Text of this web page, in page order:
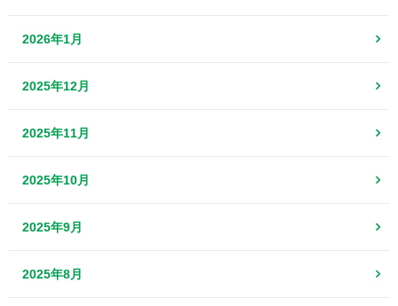
2026年1月
2025年12月
2025年11月
2025年10月
2025年9月
2025年8月